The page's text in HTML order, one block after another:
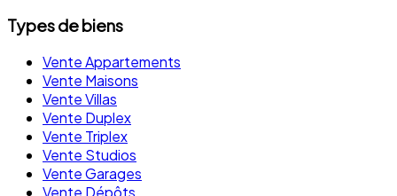
Types de biens
Vente Appartements
Vente Maisons
Vente Villas
Vente Duplex
Vente Triplex
Vente Studios
Vente Garages
Vente Dépôts